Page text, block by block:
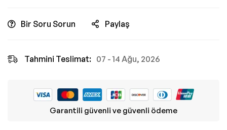
Bir Soru Sorun Paylaş
Tahmini Teslimat: 07 - 14 Ağu, 2026
Garantili güvenli ve güvenli ödeme